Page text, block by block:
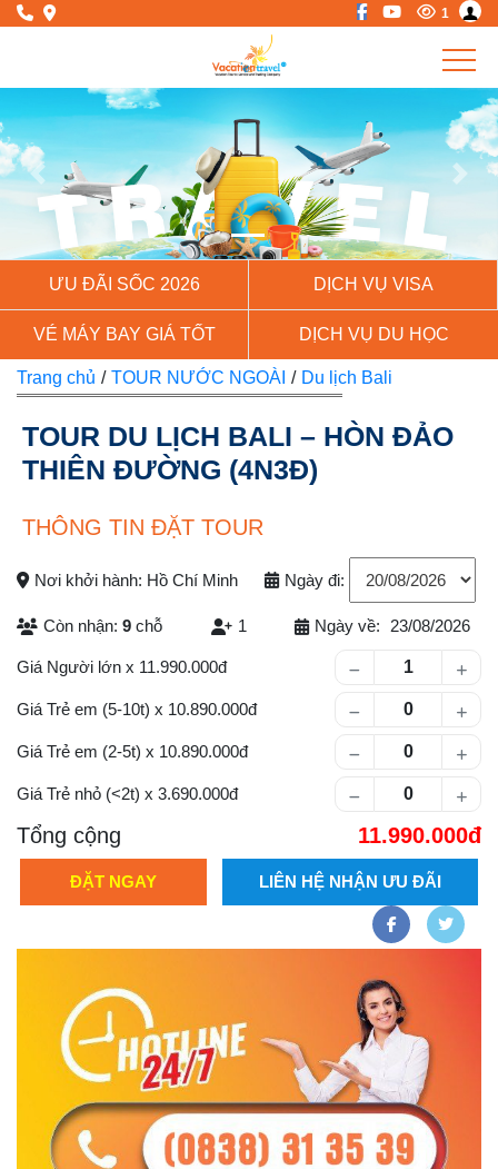
1
Previous Next
ƯU ĐÃI SỐC 2026 DỊCH VỤ VISA
VÉ MÁY BAY GIÁ TỐT DỊCH VỤ DU HỌC
Trang chủ / TOUR NƯỚC NGOÀI / Du lịch Bali
TOUR DU LỊCH BALI – HÒN ĐẢO
THIÊN ĐƯỜNG (4N3Đ)
THÔNG TIN ĐẶT TOUR
Nơi khởi hành: Hồ Chí Minh Ngày đi:
Còn nhận: 9 chỗ
Số lượng khách
1 Ngày về: 23/08/2026
Giá Người lớn x 11.990.000
Giá Trẻ em (5-10t) x 10.890.000
Giá Trẻ em (2-5t) x 10.890.000
Giá Trẻ nhỏ (<2t) x 3.690.000
Tổng cộng 11.990.000